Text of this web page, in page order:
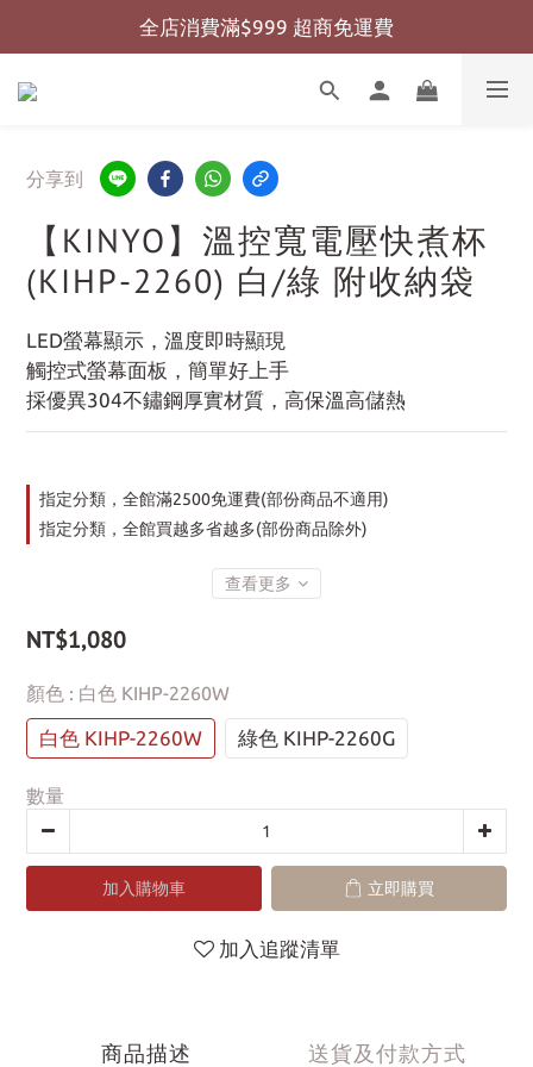
全店消費滿$999 超商免運費
全店消費滿$999 超商免運費
全店消費滿$2000 宅配免運費
分享到
【KINYO】溫控寬電壓快煮杯
(KIHP-2260) 白/綠 附收納袋
LED螢幕顯示，溫度即時顯現
觸控式螢幕面板，簡單好上手
採優異304不鏽鋼厚實材質，高保溫高儲熱
指定分類，全館滿2500免運費(部份商品不適用)
指定分類，全館買越多省越多(部份商品除外)
查看更多
NT$1,080
顏色 : 白色 KIHP-2260W
白色 KIHP-2260W 綠色 KIHP-2260G
數量
加入購物車 立即購買
加入追蹤清單
商品描述 送貨及付款方式